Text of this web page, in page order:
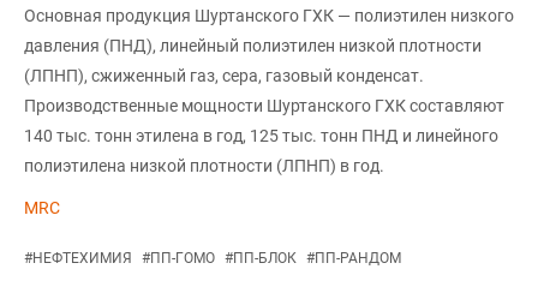
Основная продукция Шуртанского ГХК — полиэтилен низкого
давления (ПНД), линейный полиэтилен низкой плотности
(ЛПНП), сжиженный газ, сера, газовый конденсат.
Производственные мощности Шуртанского ГХК составляют
140 тыс. тонн этилена в год, 125 тыс. тонн ПНД и линейного
полиэтилена низкой плотности (ЛПНП) в год.
MRC
#НЕФТЕХИМИЯ #ПП-ГОМО #ПП-БЛОК #ПП-РАНДОМ